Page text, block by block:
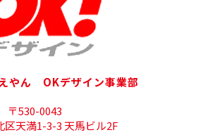
やん OKデザイン事業部
〒530-0043
区天満1-3-3 天馬ビル2F